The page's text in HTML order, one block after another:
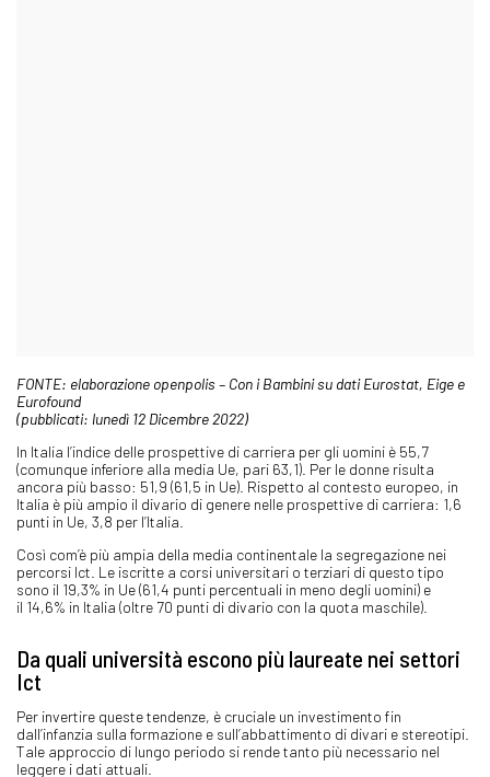
FONTE: elaborazione openpolis – Con i Bambini su dati Eurostat, Eige e
Eurofound
(pubblicati: lunedì 12 Dicembre 2022)
In Italia l’indice delle prospettive di carriera per gli uomini è 55,7
(comunque inferiore alla media Ue, pari 63,1). Per le donne risulta
ancora più basso: 51,9 (61,5 in Ue). Rispetto al contesto europeo, in
Italia è più ampio il divario di genere nelle prospettive di carriera: 1,6
punti in Ue, 3,8 per l’Italia.
Così com’è più ampia della media continentale la segregazione nei
percorsi Ict. Le iscritte a corsi universitari o terziari di questo tipo
sono il 19,3% in Ue (61,4 punti percentuali in meno degli uomini) e
il 14,6% in Italia (oltre 70 punti di divario con la quota maschile).
Da quali università escono più laureate nei settori
Ict
Per invertire queste tendenze, è cruciale un investimento fin
dall’infanzia sulla formazione e sull’abbattimento di divari e stereotipi.
Tale approccio di lungo periodo si rende tanto più necessario nel
leggere i dati attuali.